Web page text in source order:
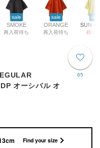
sale
SMOKE
再入荷待ち
sale
ORANGE
再入荷待ち
sale
残り
65
オーシバル オ
Find your size